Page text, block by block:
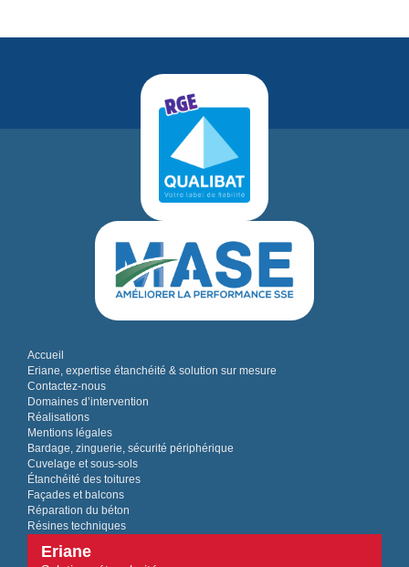
Accueil
Eriane, expertise étanchéité & solution sur mesure
Contactez-nous
Domaines d’intervention
Réalisations
Mentions légales
Bardage, zinguerie, sécurité périphérique
Cuvelage et sous-sols
Étanchéité des toitures
Façades et balcons
Réparation du béton
Résines techniques
Eriane